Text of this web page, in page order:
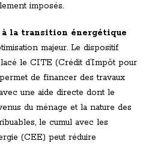
imposés.
la transition énergétique
majeur. Le dispositif
le CITE (Crédit d’Impôt pour
de financer des travaux
une aide directe dont le
du ménage et la nature des
le cumul avec les
(CEE) peut réduire